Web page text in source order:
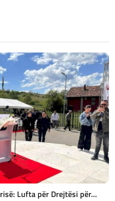
Lufta për Drejtësi për...